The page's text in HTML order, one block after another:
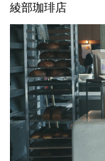
綾部珈琲店